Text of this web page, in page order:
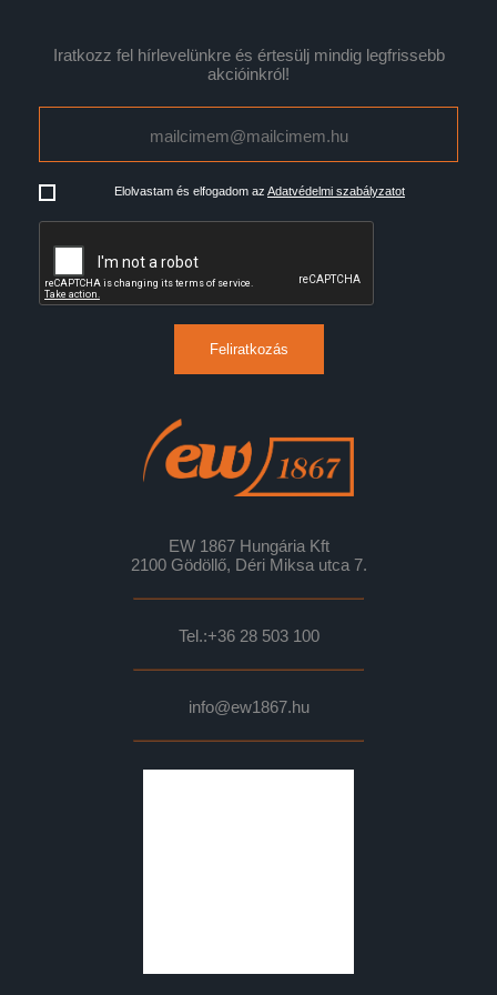
Iratkozz fel hírlevelünkre és értesülj mindig legfrissebb
akcióinkról!
Elolvastam és elfogadom az Adatvédelmi szabályzatot
Feliratkozás
EW 1867 Hungária Kft
2100 Gödöllő, Déri Miksa utca 7.
Tel.:+36 28 503 100
info@ew1867.hu